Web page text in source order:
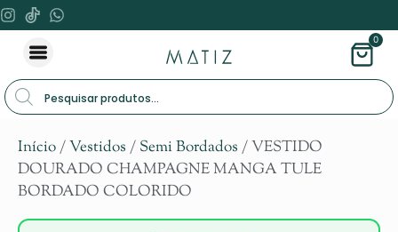
0
Início/Vestidos / Semi Bordados / VESTIDO
DOURADO CHAMPAGNE MANGA TULE
BORDADO COLORIDO